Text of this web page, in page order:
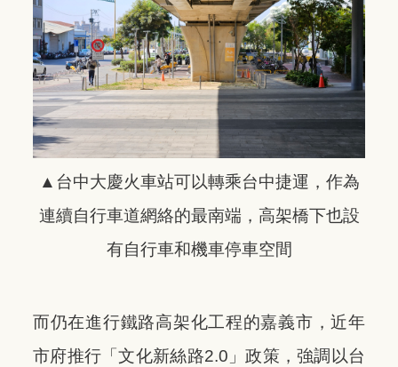
▲台中大慶火車站可以轉乘台中捷運，作為
連續自行車道網絡的最南端，高架橋下也設
有自行車和機車停車空間
而仍在進行鐵路高架化工程的嘉義市，近年
市府推行「文化新絲路2.0」政策，強調以台